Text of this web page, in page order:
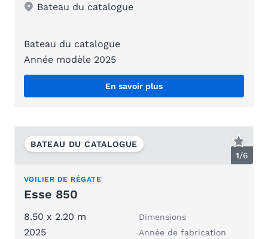
Bateau du catalogue
Bateau du catalogue
Année modèle 2025
En savoir plus
1/6
BATEAU DU CATALOGUE
VOILIER DE RÉGATE
Esse 850
8.50 x 2.20 m Dimensions
2025 Année de fabrication